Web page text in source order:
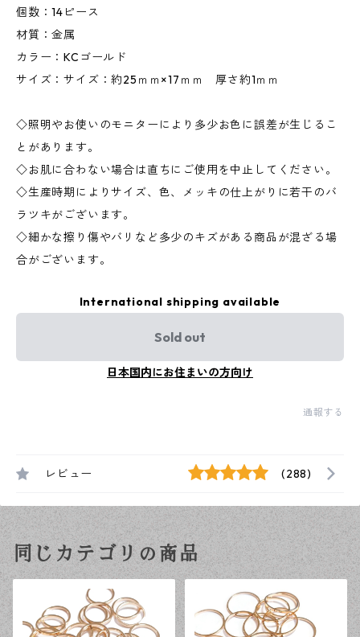
個数：14ピース
材質：金属
カラー：KCゴールド
サイズ：サイズ：約25ｍｍ×17ｍｍ 厚さ約1ｍｍ
◇照明やお使いのモニターにより多少お色に誤差が生じるこ
とがあります。
◇お肌に合わない場合は直ちにご使用を中止してください。
◇生産時期によりサイズ、色、メッキの仕上がりに若干のバ
ラツキがございます。
◇細かな擦り傷やバリなど多少のキズがある商品が混ざる場
合がございます。
International shipping available
Sold out
日本国内にお住まいの方向け
通報する
レビュー (288)
同じカテゴリの商品